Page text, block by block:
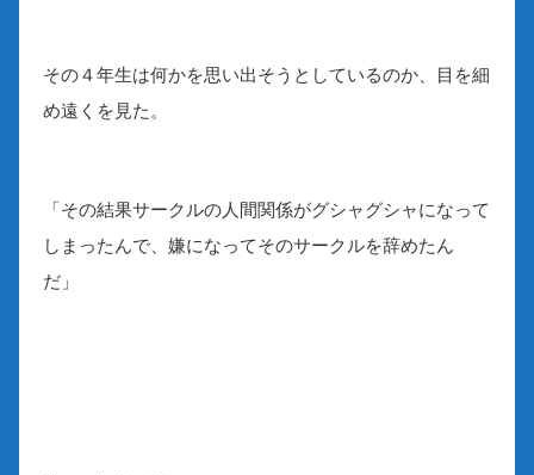
その４年生は何かを思い出そうとしているのか、目を細
め遠くを見た。
「その結果サークルの人間関係がグシャグシャになって
しまったんで、嫌になってそのサークルを辞めたん
だ」